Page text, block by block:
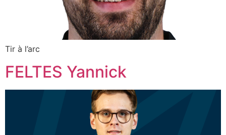
Tir à l’arc
FELTES Yannick